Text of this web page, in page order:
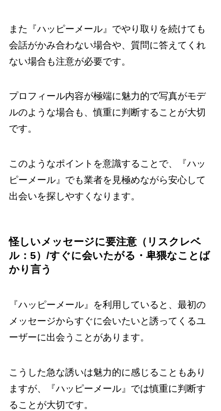
また『ハッピーメール』でやり取りを続けても
会話がかみ合わない場合や、質問に答えてくれ
ない場合も注意が必要です。
プロフィール内容が極端に魅力的で写真がモデ
ルのような場合も、慎重に判断することが大切
です。
このようなポイントを意識することで、『ハッ
ピーメール』でも業者を見極めながら安心して
出会いを探しやすくなります。
怪しいメッセージに要注意（リスクレベ
ル：5）/すぐに会いたがる・卑猥なことば
かり言う
『ハッピーメール』を利用していると、最初の
メッセージからすぐに会いたいと誘ってくるユ
ーザーに出会うことがあります。
こうした急な誘いは魅力的に感じることもあり
ますが、『ハッピーメール』では慎重に判断す
ることが大切です。